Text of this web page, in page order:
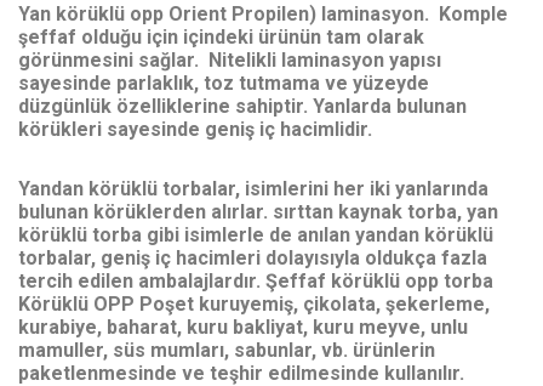
Yan körüklü opp Orient Propilen) laminasyon. Komple
şeffaf olduğu için içindeki ürünün tam olarak
görünmesini sağlar. Nitelikli laminasyon yapısı
sayesinde parlaklık, toz tutmama ve yüzeyde
düzgünlük özelliklerine sahiptir. Yanlarda bulunan
körükleri sayesinde geniş iç hacimlidir.
Yandan körüklü torbalar, isimlerini her iki yanlarında
bulunan körüklerden alırlar. sırttan kaynak torba, yan
körüklü torba gibi isimlerle de anılan yandan körüklü
torbalar, geniş iç hacimleri dolayısıyla oldukça fazla
tercih edilen ambalajlardır. Şeffaf körüklü opp torba
Körüklü OPP Poşet kuruyemiş, çikolata, şekerleme,
kurabiye, baharat, kuru bakliyat, kuru meyve, unlu
mamuller, süs mumları, sabunlar, vb. ürünlerin
paketlenmesinde ve teşhir edilmesinde kullanılır.